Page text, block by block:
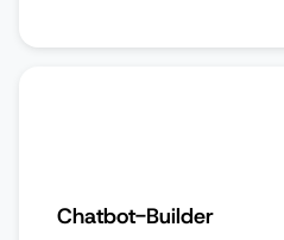
Chatbot-Builder